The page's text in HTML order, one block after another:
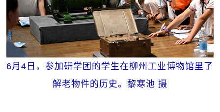
6月4日，参加研学团的学生在柳州工业博物馆里了
解老物件的历史。黎寒池 摄